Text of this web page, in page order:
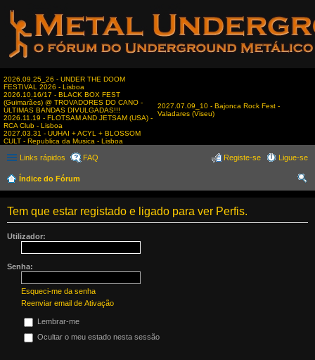
2026.09.25_26 - UNDER THE DOOM
FESTIVAL 2026 - Lisboa
2026.10.16/17 - BLACK BOX FEST
(Guimarães) @ TROVADORES DO CANO -
ÚLTIMAS BANDAS DIVULGADAS!!!
2026.11.19 - FLOTSAM AND JETSAM (USA) -
RCA Club - Lisboa
2027.03.31 - UUHAI + ACYL + BLOSSOM
CULT - Republica da Musica - Lisboa
2027.07.09_10 - Bajonca Rock Fest -
Valadares (Viseu)
Links rápidos FAQ Ligue-se
Registe-se
Índice do Fórum
Tem que estar registado e ligado para ver Perfis.
Utilizador:
Senha:
Esqueci-me da senha
Reenviar email de Ativação
Lembrar-me
Ocultar o meu estado nesta sessão